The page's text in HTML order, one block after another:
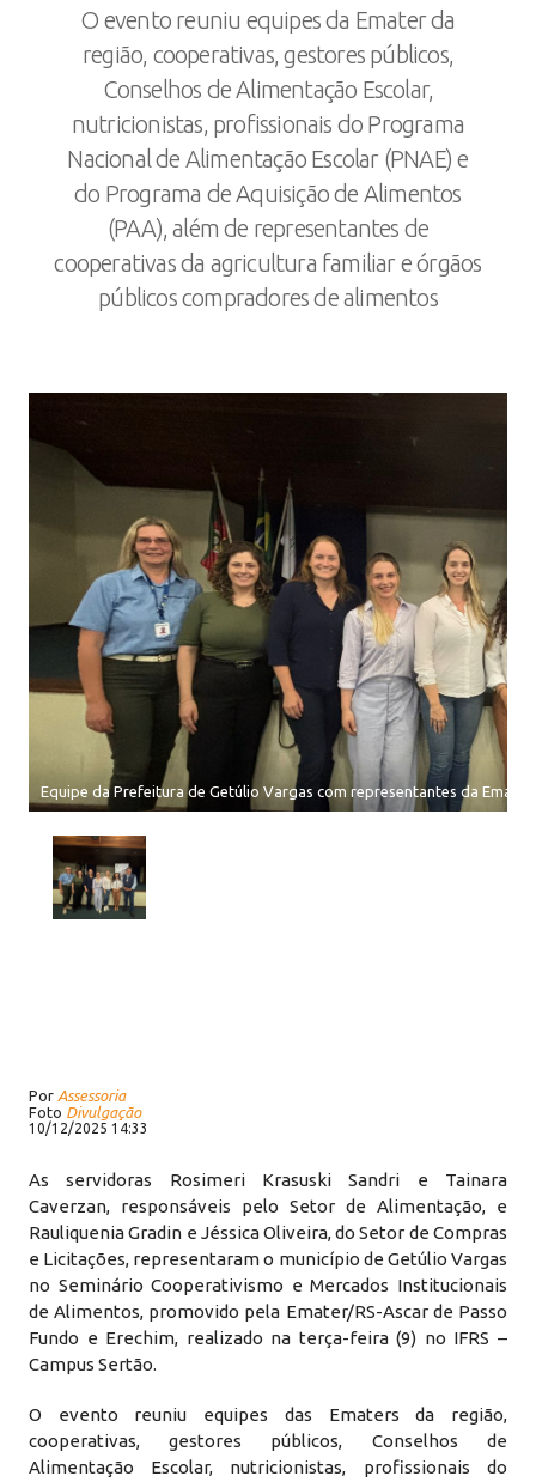
O evento reuniu equipes da Emater da
região, cooperativas, gestores públicos,
Conselhos de Alimentação Escolar,
nutricionistas, profissionais do Programa
Nacional de Alimentação Escolar (PNAE) e
do Programa de Aquisição de Alimentos
(PAA), além de representantes de
cooperativas da agricultura familiar e órgãos
públicos compradores de alimentos
Equipe da Prefeitura de Getúlio Vargas com representantes da
Por Assessoria
Foto Divulgação
10/12/2025 14:33
As servidoras Rosimeri Krasuski Sandri e Tainara
Caverzan, responsáveis pelo Setor de Alimentação, e
Rauliquenia Gradin e Jéssica Oliveira, do Setor de Compras
e Licitações, representaram o município de Getúlio Vargas
no Seminário Cooperativismo e Mercados Institucionais
de Alimentos, promovido pela Emater/RS-Ascar de Passo
Fundo e Erechim, realizado na terça-feira (9) no IFRS –
Campus Sertão.
O evento reuniu equipes das Ematers da região,
cooperativas, gestores públicos, Conselhos de
Alimentação Escolar, nutricionistas, profissionais do